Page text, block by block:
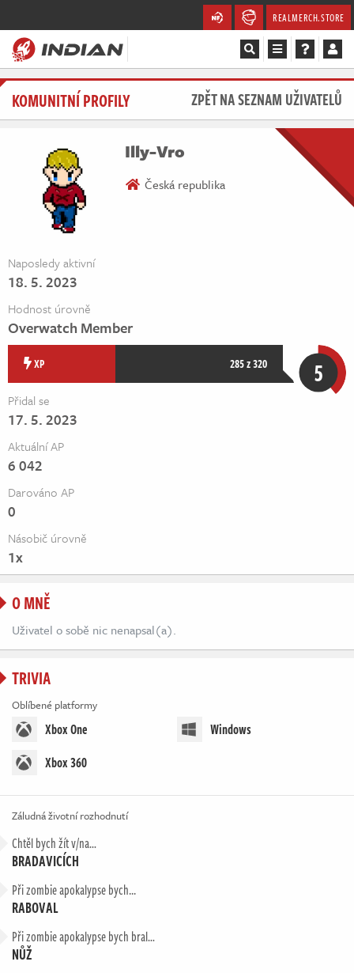
REALMERCH.STORE
Magazín
Soutěže
Komunita
Redakce
Živě
KOMUNITNÍ PROFILY ZPĚT NA SEZNAM UŽIVATELŮ
Illy-Vro
Česká republika
Naposledy aktivní
18. 5. 2023
Hodnost úrovně
Overwatch Member
XP 285 z 320 5
Přidal se
17. 5. 2023
Aktuální AP
6 042
Darováno AP
0
Násobič úrovně
1x
O MNĚ
Uživatel o sobě nic nenapsal(a).
TRIVIA
Oblíbené platformy
Xbox One
Windows
Xbox 360
Záludná životní rozhodnutí
Chtěl bych žít v/na…
BRADAVICÍCH
Při zombie apokalypse bych...
RABOVAL
Při zombie apokalypse bych bral…
NŮŽ